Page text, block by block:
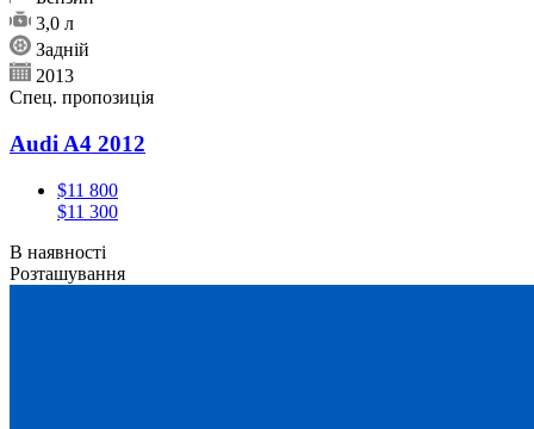
3,0 л
Задній
2013
Спец. пропозиція
Audi A4 2012
$11 800
$11 300
В наявності
Розташування